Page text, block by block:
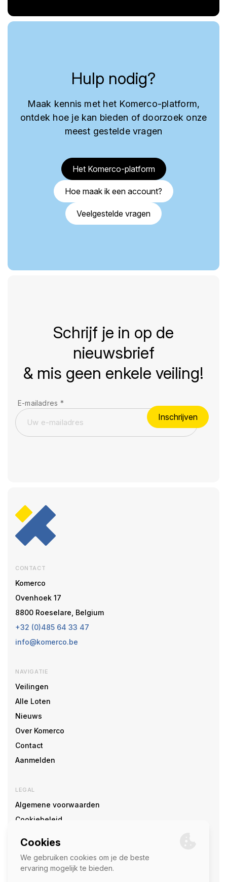
Hulp nodig?
Maak kennis met het Komerco-platform,
ontdek hoe je kan bieden of doorzoek onze
meest gestelde vragen
Het Komerco-platform
Hoe maak ik een account?
Veelgestelde vragen
Schrijf je in op de
nieuwsbrief
& mis geen enkele veiling!
E-mailadres *
Inschrijven
CONTACT
Komerco
Ovenhoek 17
8800 Roeselare, Belgium
+32 (0)485 64 33 47
info@komerco.be
NAVIGATIE
Veilingen
Alle Loten
Nieuws
Over Komerco
Contact
Aanmelden
LEGAL
Algemene voorwaarden
Cookiebeleid
SOCIAL